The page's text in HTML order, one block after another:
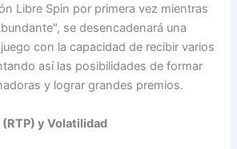
Libre Spin por primera vez mientras
se desencadenará una
con la capacidad de recibir varios
así las posibilidades de formar
y lograr grandes premios.
y Volatilidad